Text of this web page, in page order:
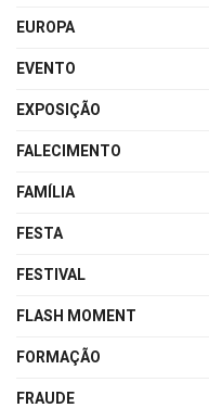
EUROPA
EVENTO
EXPOSIÇÃO
FALECIMENTO
FAMÍLIA
FESTA
FESTIVAL
FLASH MOMENT
FORMAÇÃO
FRAUDE